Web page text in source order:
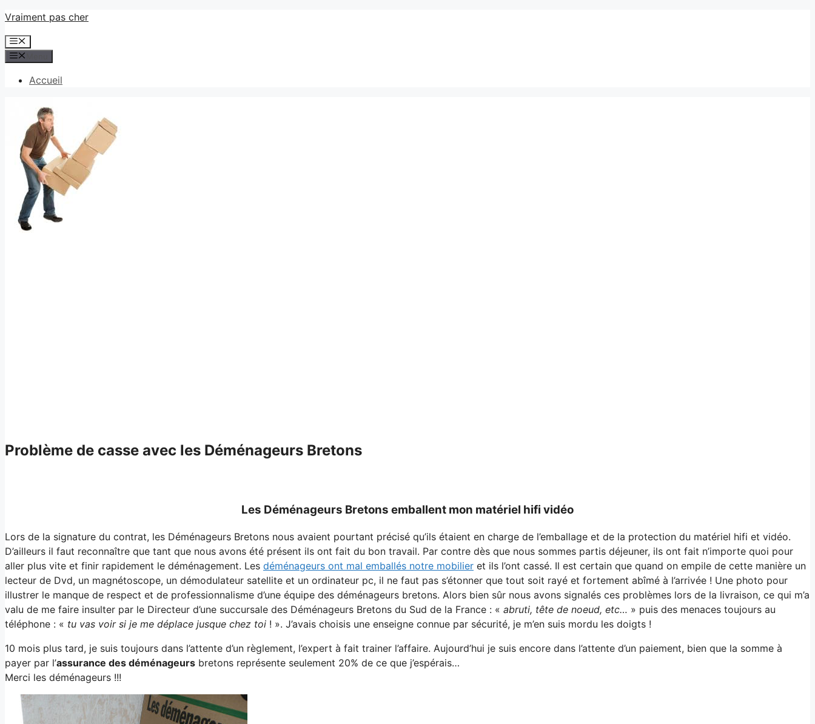
Aller
contenu
Vraiment pas cher
Menu
Accueil
Problème de casse avec les Déménageurs Bretons
Les Déménageurs Bretons emballent mon matériel hifi vidéo
Lors de la signature du contrat, les Déménageurs Bretons nous avaient pourtant précisé qu’ils étaient en charge de l’emballage et de la protection du matériel hifi et vidéo.
D’ailleurs il faut reconnaître que tant que nous avons été présent ils ont fait du bon travail. Par contre dès que nous sommes partis déjeuner, ils ont fait n’importe quoi pour
aller plus vite et finir rapidement le déménagement. Les déménageurs ont mal emballés notre mobilier et ils l’ont cassé. Il est certain que quand on empile de cette manière un
lecteur de Dvd, un magnétoscope, un démodulateur satellite et un ordinateur pc, il ne faut pas s’étonner que tout soit rayé et fortement abîmé à l’arrivée ! Une photo pour
illustrer le manque de respect et de professionnalisme d’une équipe des déménageurs bretons. Alors bien sûr nous avons signalés ces problèmes lors de la livraison, ce qui m’a
valu de me faire insulter par le Directeur d’une succursale des Déménageurs Bretons du Sud de la France : « abruti, tête de noeud, etc… » puis des menaces toujours au
téléphone : « tu vas voir si je me déplace jusque chez toi ! ». J’avais choisis une enseigne connue par sécurité, je m’en suis mordu les doigts !
10 mois plus tard, je suis toujours dans l’attente d’un règlement, l’expert à fait trainer l’affaire. Aujourd’hui je suis encore dans l’attente d’un paiement, bien que la somme à
payer par l’assurance des déménageurs bretons représente seulement 20% de ce que j’espérais…
Merci les déménageurs !!!